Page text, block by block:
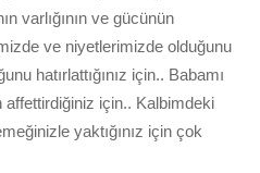
varlığının ve gücünün
ve niyetlerimizde olduğunu
hatırlattığınız için.. Babamı
affettirdiğiniz için.. Kalbimdeki
yaktığınız için çok